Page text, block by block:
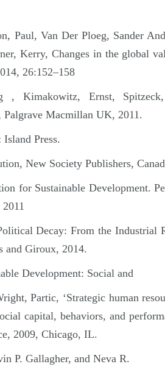
Paul, Van Der Ploeg, Sander
Kerry, Changes in the global
26:152–158
, Kimakowitz, Ernst,
Macmillan UK, 2011.
Press.
New Society Publishers,
for Sustainable Development.
Decay: From the Industrial
and Giroux, 2014.
Development: Social and
Partic, ‘Strategic human
capital, behaviors, and
2009, Chicago, IL.
P. Gallagher, and Neva R.